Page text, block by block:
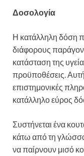
Δοσολογία
Η κατάλληλη δόση
διάφορους
κατάσταση της
προϋποθέσεις.
επιστημονικές
κατάλληλο εύρος
Συστήνεται ένα
κάτω από τη γλώσσα
να παίρνουν μισό